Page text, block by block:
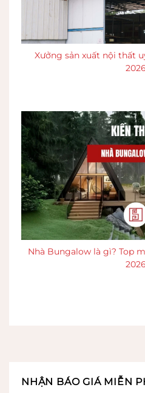
Xưởng sản xuất nội thất
2026
Nhà Bungalow là gì? Top
2026
NHẬN BÁO GIÁ MIỄN